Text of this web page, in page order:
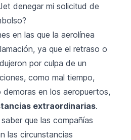
denegar mi solicitud de
en las que la aerolínea
ya que el retraso o
por culpa de un
como mal tiempo,
en los aeropuertos,
extraordinarias.
que las compañías
las circunstancias